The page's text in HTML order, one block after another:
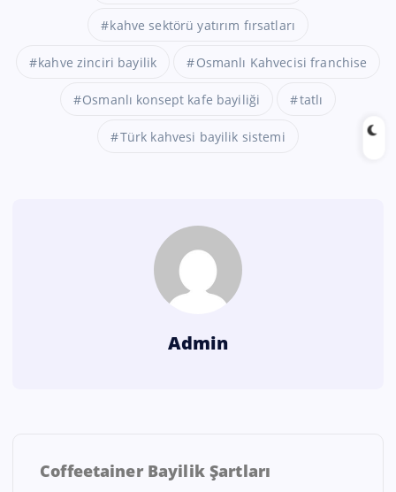
kahve sektörü yatırım fırsatları
kahve zinciri bayilik Osmanlı Kahvecisi franchise
Osmanlı konsept kafe bayiliği tatlı
Türk kahvesi bayilik sistemi
Admin
Coffeetainer Bayilik Şartları